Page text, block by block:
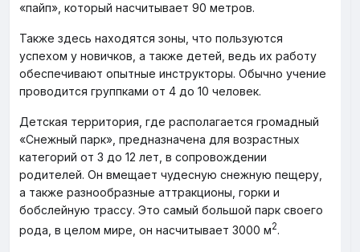
«пайп», который насчитывает 90 метров.
Также здесь находятся зоны, что пользуются
успехом у новичков, а также детей, ведь их работу
обеспечивают опытные инструкторы. Обычно учение
проводится группками от 4 до 10 человек.
Детская территория, где располагается громадный
«Снежный парк», предназначена для возрастных
категорий от 3 до 12 лет, в сопровождении
родителей. Он вмещает чудесную снежную пещеру,
а также разнообразные аттракционы, горки и
бобслейную трассу. Это самый большой парк своего
рода, в целом мире, он насчитывает 3000 м2.